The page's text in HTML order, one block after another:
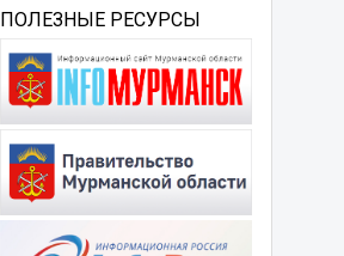
ПОЛЕЗНЫЕ РЕСУРСЫ